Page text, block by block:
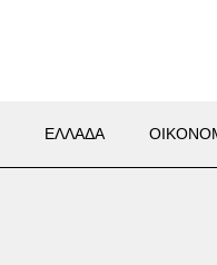
ΕΛΛΑΔΑ